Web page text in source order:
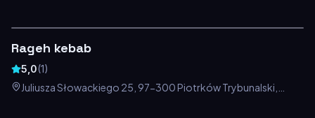
Rageh kebab
5,0(1)
Juliusza Słowackiego 25, 97-300 Piotrków Trybunalski,